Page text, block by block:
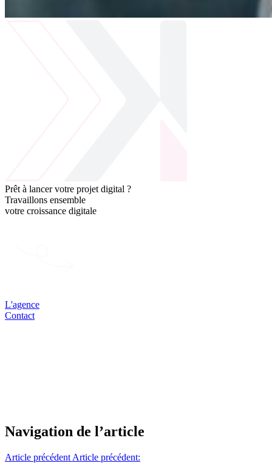
Prêt à lancer votre projet digital ?
Travaillons ensemble
votre croissance digitale
L'agence
Contact
Navigation de l’article
Article précédent Article précédent: